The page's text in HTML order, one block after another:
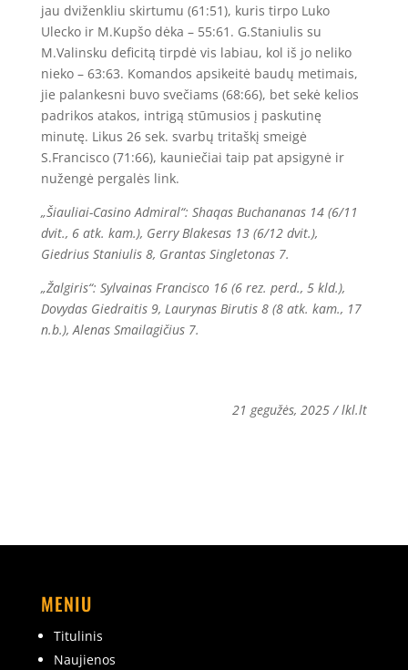
jau dviženkliu skirtumu (61:51), kuris tirpo Luko
Ulecko ir M.Kupšo dėka – 55:61. G.Staniulis su
M.Valinsku deficitą tirpdė vis labiau, kol iš jo neliko
nieko – 63:63. Komandos apsikeitė baudų metimais,
jie palankesni buvo svečiams (68:66), bet sekė kelios
padrikos atakos, intrigą stūmusios į paskutinę
minutę. Likus 26 sek. svarbų tritaškį smeigė
S.Francisco (71:66), kauniečiai taip pat apsigynė ir
nužengė pergalės link.
„Šiauliai-Casino Admiral“: Shaqas Buchananas 14 (6/11
dvit., 6 atk. kam.), Gerry Blakesas 13 (6/12 dvit.),
Giedrius Staniulis 8, Grantas Singletonas 7.
„Žalgiris“: Sylvainas Francisco 16 (6 rez. perd., 5 kld.),
Dovydas Giedraitis 9, Laurynas Birutis 8 (8 atk. kam., 17
n.b.), Alenas Smailagičius 7.
21 gegužės, 2025 / lkl.lt
MENIU
Titulinis
Naujienos